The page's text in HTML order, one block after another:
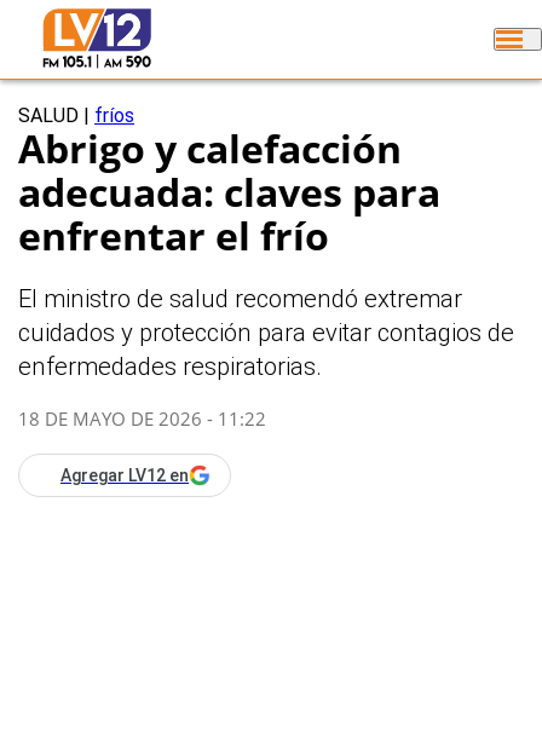
SALUD fríos
Abrigo y calefacción
adecuada: claves para
enfrentar el frío
El ministro de salud recomendó extremar
cuidados y protección para evitar contagios de
enfermedades respiratorias.
18 DE MAYO DE 2026 - 11:22
Agregar LV12 en